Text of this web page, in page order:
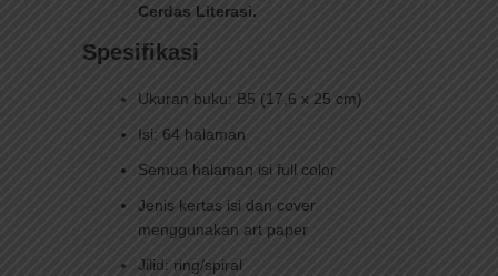
Cerdas Literasi.
Spesifikasi
Ukuran buku: B5 (17,6 x 25 cm)
Isi: 64 halaman
Semua halaman isi full color
Jenis kertas isi dan cover
menggunakan art paper
Jilid: ring/spiral